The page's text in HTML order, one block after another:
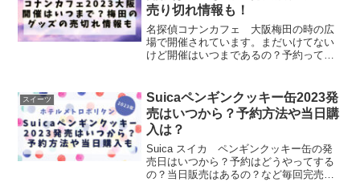
売り切れ情報も！
名探偵コナンカフェ 大阪梅田の時の広
場で開催されています。まだいけてない
けど開催はいつまであるの？予約ってで
だ買える？名探偵コナン好きだけど、行
き損ねてしまった・・・。...
スイーツ
Suicaペンギンクッキー缶2023発
売はいつから？予約方法や当日購
入は？
Suica スイカ ペンギンクッキー缶の発
売日はいつから？予約はどうやってする
の？当日販売はあるの？など毎回完売必